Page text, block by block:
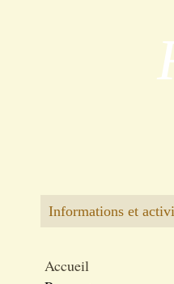
Informations et
Accueil